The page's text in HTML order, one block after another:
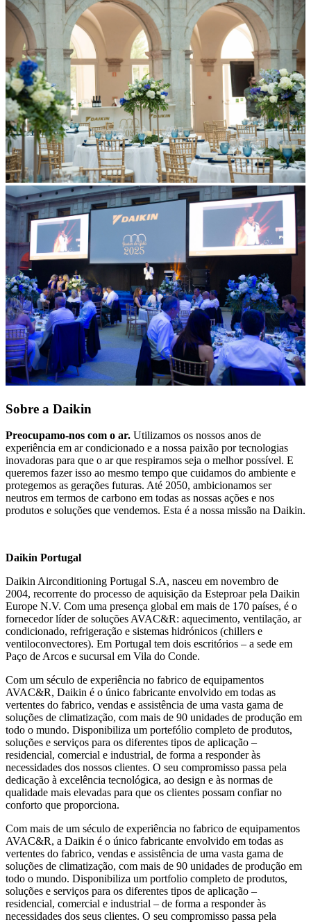
Sobre a Daikin
Preocupamo-nos com o ar. Utilizamos os nossos anos de
experiência em ar condicionado e a nossa paixão por tecnologias
inovadoras para que o ar que respiramos seja o melhor possível. E
queremos fazer isso ao mesmo tempo que cuidamos do ambiente e
protegemos as gerações futuras. Até 2050, ambicionamos ser
neutros em termos de carbono em todas as nossas ações e nos
produtos e soluções que vendemos. Esta é a nossa missão na Daikin.
Daikin Portugal
Daikin Airconditioning Portugal S.A, nasceu em novembro de
2004, recorrente do processo de aquisição da Esteproar pela Daikin
Europe N.V. Com uma presença global em mais de 170 países, é o
fornecedor líder de soluções AVAC&R: aquecimento, ventilação, ar
condicionado, refrigeração e sistemas hidrónicos (chillers e
ventiloconvectores). Em Portugal tem dois escritórios – a sede em
Paço de Arcos e sucursal em Vila do Conde.
Com um século de experiência no fabrico de equipamentos
AVAC&R, Daikin é o único fabricante envolvido em todas as
vertentes do fabrico, vendas e assistência de uma vasta gama de
soluções de climatização, com mais de 90 unidades de produção em
todo o mundo. Disponibiliza um portefólio completo de produtos,
soluções e serviços para os diferentes tipos de aplicação –
residencial, comercial e industrial, de forma a responder às
necessidades dos nossos clientes. O seu compromisso passa pela
dedicação à excelência tecnológica, ao design e às normas de
qualidade mais elevadas para que os clientes possam confiar no
conforto que proporciona.
Com mais de um século de experiência no fabrico de equipamentos
AVAC&R, a Daikin é o único fabricante envolvido em todas as
vertentes do fabrico, vendas e assistência de uma vasta gama de
soluções de climatização, com mais de 90 unidades de produção em
todo o mundo. Disponibiliza um portfolio completo de produtos,
soluções e serviços para os diferentes tipos de aplicação –
residencial, comercial e industrial – de forma a responder às
necessidades dos seus clientes. O seu compromisso passa pela